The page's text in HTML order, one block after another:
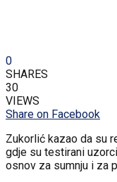
0
SHARES
30
VIEWS
Share on Facebook
Zukorlić kazao da su
gdje su testirani
osnov za sumnju i za